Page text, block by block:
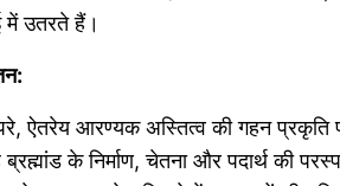
में उतरते हैं।
ऐतरेय आरण्यक अस्तित्व की गहन प्रकृति
के निर्माण, चेतना और पदार्थ की